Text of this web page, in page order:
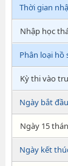
Thời gian
Nhập học
Phân loại hồ
Kỳ thi vào
Ngày bắt
Ngày 15
Ngày kết